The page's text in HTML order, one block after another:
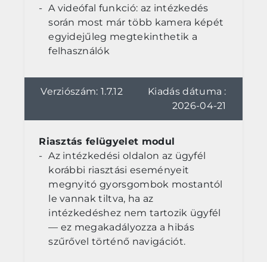
A videófal funkció: az intézkedés
során most már több kamera képét
egyidejűleg megtekinthetik a
felhasználók
Verziószám: 1.7.12
Kiadás dátuma :
2026-04-21
Riasztás felügyelet modul
Az intézkedési oldalon az ügyfél
korábbi riasztási eseményeit
megnyitó gyorsgombok mostantól
le vannak tiltva, ha az
intézkedéshez nem tartozik ügyfél
— ez megakadályozza a hibás
szűrővel történő navigációt.